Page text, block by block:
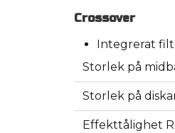
Crossover
Integrerat
Storlek på
Storlek på
Effekttålighet